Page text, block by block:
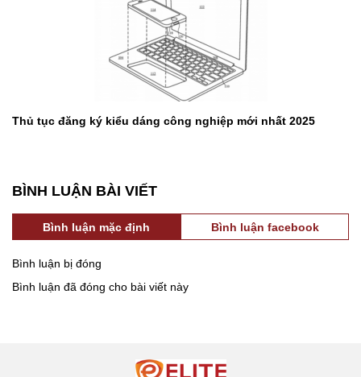
Thủ tục đăng ký kiểu dáng công nghiệp mới nhất 2025
BÌNH LUẬN BÀI VIẾT
Bình luận mặc định Bình luận facebook
Bình luận bị đóng
Bình luận đã đóng cho bài viết này